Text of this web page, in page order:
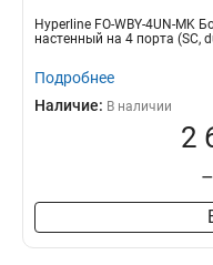
Hyperline FO-WBY-4UN-MK
настенный на 4 порта (SC,
Подробнее
Наличие: В наличии
2
–